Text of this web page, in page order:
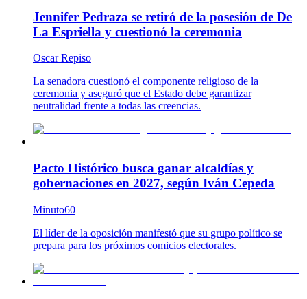
Jennifer Pedraza se retiró de la posesión de De
La Espriella y cuestionó la ceremonia
Oscar Repiso
La senadora cuestionó el componente religioso de la
ceremonia y aseguró que el Estado debe garantizar
neutralidad frente a todas las creencias.
Pacto Histórico busca ganar alcaldías y
gobernaciones en 2027, según Iván Cepeda
Minuto60
El líder de la oposición manifestó que su grupo político se
prepara para los próximos comicios electorales.